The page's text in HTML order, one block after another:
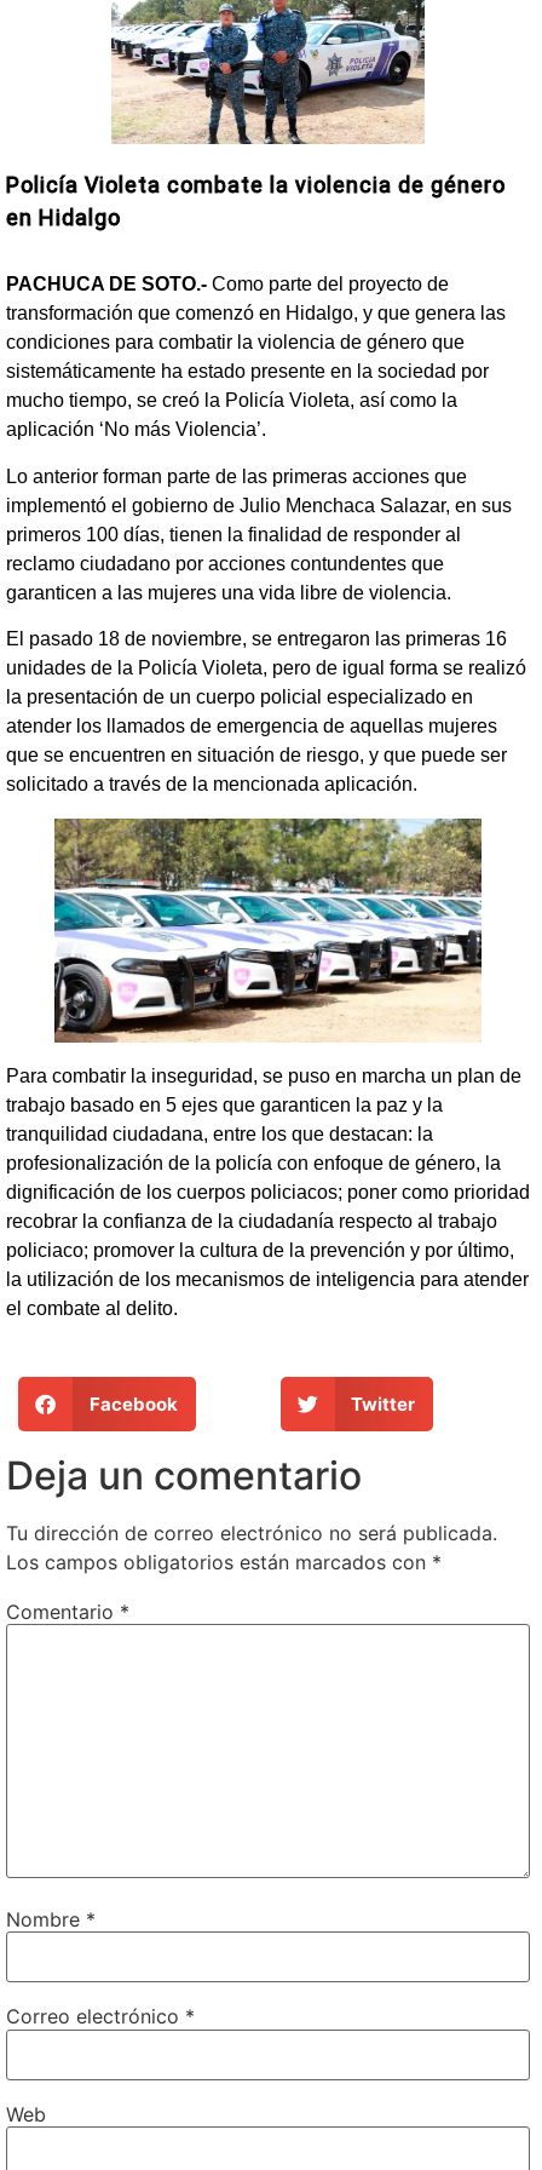
Policía Violeta combate la violencia de género
en Hidalgo
PACHUCA DE SOTO.- Como parte del proyecto de
transformación que comenzó en Hidalgo, y que genera las
condiciones para combatir la violencia de género que
sistemáticamente ha estado presente en la sociedad por
mucho tiempo, se creó la Policía Violeta, así como la
aplicación ‘No más Violencia’.
Lo anterior forman parte de las primeras acciones que
implementó el gobierno de Julio Menchaca Salazar, en sus
primeros 100 días, tienen la finalidad de responder al
reclamo ciudadano por acciones contundentes que
garanticen a las mujeres una vida libre de violencia.
El pasado 18 de noviembre, se entregaron las primeras 16
unidades de la Policía Violeta, pero de igual forma se realizó
la presentación de un cuerpo policial especializado en
atender los llamados de emergencia de aquellas mujeres
que se encuentren en situación de riesgo, y que puede ser
solicitado a través de la mencionada aplicación.
Para combatir la inseguridad, se puso en marcha un plan de
trabajo basado en 5 ejes que garanticen la paz y la
tranquilidad ciudadana, entre los que destacan: la
profesionalización de la policía con enfoque de género, la
dignificación de los cuerpos policiacos; poner como prioridad
recobrar la confianza de la ciudadanía respecto al trabajo
policiaco; promover la cultura de la prevención y por último,
la utilización de los mecanismos de inteligencia para atender
el combate al delito.
Facebook Twitter
Deja un comentario
Tu dirección de correo electrónico no será publicada.
Los campos obligatorios están marcados con *
Comentario *
Nombre *
Correo electrónico *
Web